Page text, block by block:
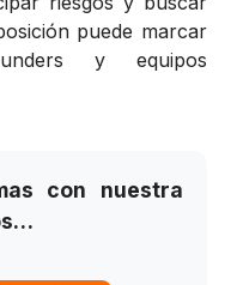
puede marcar
y equipos
con nuestra